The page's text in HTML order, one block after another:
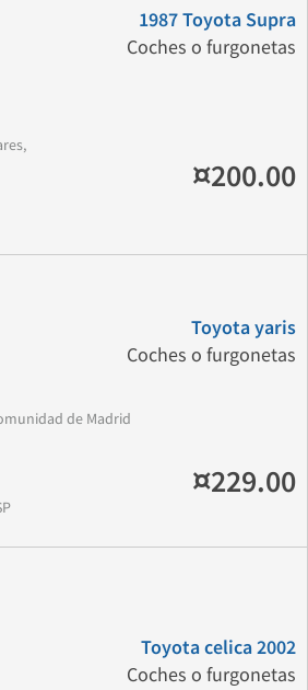
1987 Toyota Supra
Coches o furgonetas
¤200.00
Toyota yaris
Coches o furgonetas
de Madrid
¤229.00
Toyota celica 2002
Coches o furgonetas